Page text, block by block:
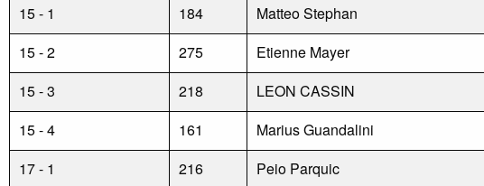
15 - 1
184 Matteo Stephan
15 - 2
275 Etienne Mayer
15 - 3
218 LEON CASSIN
15 - 4
161 Marius Guandalini
17 - 1
216 Peio Parquic